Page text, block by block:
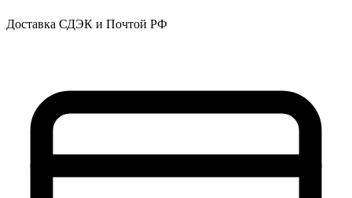
Доставка СДЭК и Почтой РФ